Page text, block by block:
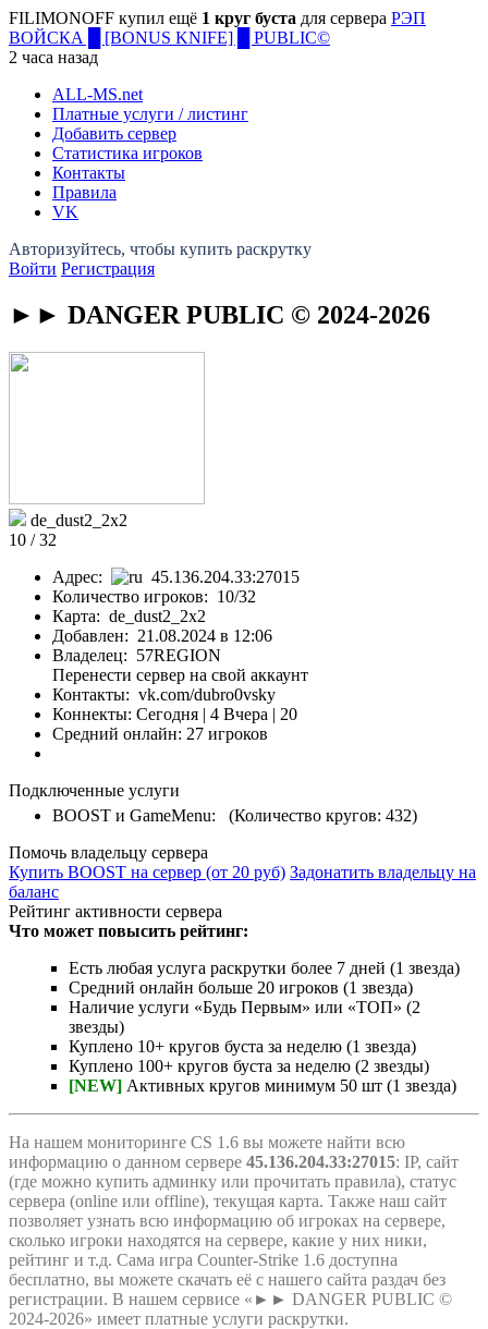
FILIMONOFF купил ещё 1 круг буста для сервера РЭП
ВОЙСКА █ [BONUS KNIFE] █ PUBLIC©
2 часа назад
ALL-MS.net
Платные услуги / листинг
Добавить сервер
Статистика игроков
Контакты
Правила
VK
Войти Регистрация
►► DANGER PUBLIC © 2024-2026
de_dust2_2x2
10 / 32
Адрес:
45.136.204.33:27015
Количество игроков: 10/32
Карта: de_dust2_2x2
Добавлен: 21.08.2024 в 12:06
Владелец: 57REGION
Перенести сервер на свой аккаунт
Контакты: vk.com/dubro0vsky
Коннекты: Сегодня | 4 Вчера | 20
Средний онлайн: 27 игроков
Подключенные услуги
BOOST и GameMenu: (Количество кругов: 432)
Помочь владельцу сервера
Купить BOOST на сервер (от 20 руб) Задонатить владельцу на
баланс
Рейтинг активности сервера
Что может повысить рейтинг:
Есть любая услуга раскрутки более 7 дней (1 звезда)
Средний онлайн больше 20 игроков (1 звезда)
Наличие услуги «Будь Первым» или «ТОП» (2
звезды)
Куплено 10+ кругов буста за неделю (1 звезда)
Куплено 100+ кругов буста за неделю (2 звезды)
[NEW] Активных кругов минимум 50 шт (1 звезда)
На нашем мониторинге CS 1.6 вы можете найти всю
информацию о данном сервере 45.136.204.33:27015: IP, сайт
(где можно купить админку или прочитать правила), статус
сервера (online или offline), текущая карта. Также наш сайт
позволяет узнать всю информацию об игроках на сервере,
сколько игроки находятся на сервере, какие у них ники,
рейтинг и т.д. Сама игра Counter-Strike 1.6 доступна
бесплатно, вы можете скачать её с нашего сайта раздач без
регистрации. В нашем сервисе «►► DANGER PUBLIC ©
2024-2026» имеет платные услуги раскрутки.